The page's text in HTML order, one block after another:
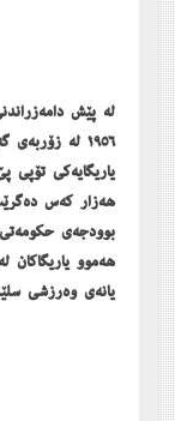
لە پێش
١٩٥٦ لە
ھەزار کەس
بوودجەی
ھەموو یاریگاکان
یانەی وەرزشی